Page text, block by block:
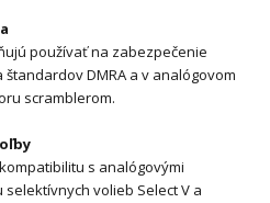
používať na zabezpečenie
DMRA a v analógovom
scramblerom.
s analógovými
volieb Select V a